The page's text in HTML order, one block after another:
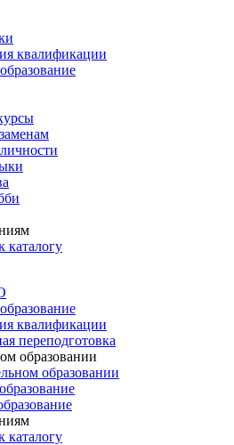
квалификации
каталогу
квалификации
переподготовка
образовании
образовании
каталогу